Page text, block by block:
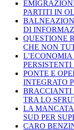
PARTITI IN
DI
QUESTIONE
CHE NON
PONTE E
INTEGRATO
BRACCIANTI
TRA LO
LA
SUD PER
CARO